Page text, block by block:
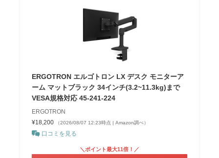
ERGOTRON エルゴトロン LX デスク モニターア
ーム マットブラック 34インチ(3.2~11.3kg)まで
VESA規格対応 45-241-224
ERGOTRON
¥18,200
（2026/08/07 12:23時点 | Amazon調べ）
口コミを見る
＼ポイント最大11倍！／